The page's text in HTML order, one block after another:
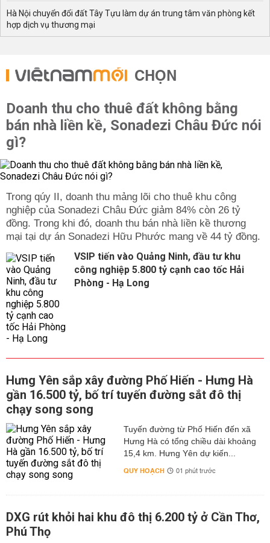
Hà Nội chuyển đổi đất Tây Tựu làm dự án trung tâm văn phòng kết
hợp dịch vụ thương mại
CHỌN
Doanh thu cho thuê đất không bằng
bán nhà liền kề, Sonadezi Châu Đức nói
gì?
Trong qúy II, doanh thu mảng lõi cho thuê khu công
nghiệp của Sonadezi Châu Đức giảm 84% còn 26 tỷ
đồng. Trong khi đó, doanh thu bán nhà liền kề thương
mại tại dự án Sonadezi Hữu Phước mang về 44 tỷ đồng.
VSIP tiến vào Quảng Ninh, đầu tư khu
công nghiệp 5.800 tỷ cạnh cao tốc Hải
Phòng - Hạ Long
Hưng Yên sắp xây đường Phố Hiến - Hưng Hà
gần 16.500 tỷ, bố trí tuyến đường sắt đô thị
chạy song song
Tuyến đường từ Phố Hiến đến xã
Hưng Hà có tổng chiều dài khoảng
15,4 km. Hưng Yên dự kiến...
QUY HOẠCH 01 phút trước
DXG rút khỏi hai khu đô thị 6.200 tỷ ở Cần Thơ,
Phú Thọ